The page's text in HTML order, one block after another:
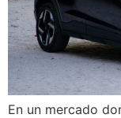
En un mercado